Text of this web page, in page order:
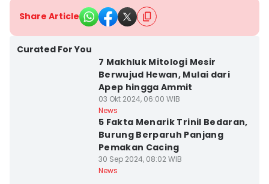
Share Article
Curated For You
7 Makhluk Mitologi Mesir
Berwujud Hewan, Mulai dari
Apep hingga Ammit
03 Okt 2024, 06:00 WIB
News
5 Fakta Menarik Trinil Bedaran,
Burung Berparuh Panjang
Pemakan Cacing
30 Sep 2024, 08:02 WIB
News